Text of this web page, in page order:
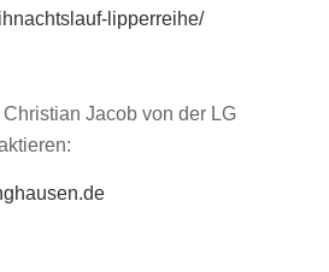
lipperreihe/
Jacob von der LG